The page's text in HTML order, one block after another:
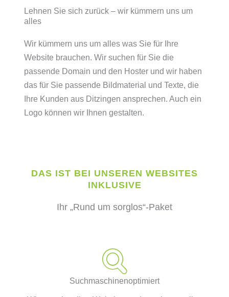
Lehnen Sie sich zurück – wir kümmern uns um
alles
Wir kümmern uns um alles was Sie für Ihre
Website brauchen. Wir suchen für Sie die
passende Domain und den Hoster und wir haben
das für Sie passende Bildmaterial und Texte, die
Ihre Kunden aus Ditzingen ansprechen. Auch ein
Logo können wir Ihnen gestalten.
DAS IST BEI UNSEREN WEBSITES
INKLUSIVE
Ihr „Rund um sorglos“-Paket
Suchmaschinenoptimiert